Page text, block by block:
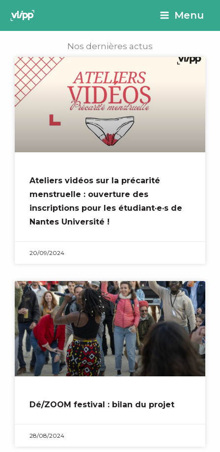
principal
Menu
Nos dernières actus
Ateliers vidéos sur la précarité
menstruelle : ouverture des
inscriptions pour les étudiant·e·s de
Nantes Université !
20/09/2024
Dé/ZOOM festival : bilan du projet
28/08/2024
a
g
e
a
g
e
a
g
e
a
g
e
a
g
e